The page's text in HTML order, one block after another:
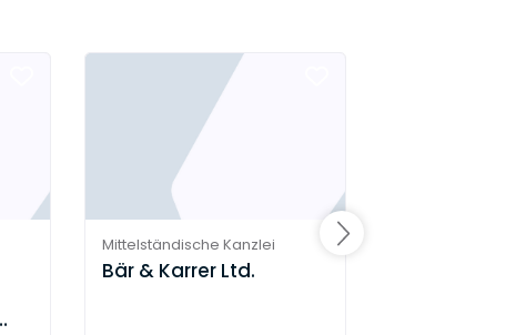
Mittelständische Kanzlei
Bär & Karrer Ltd.